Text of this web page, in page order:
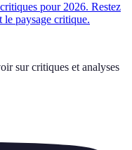
pour 2026. Restez
le paysage critique.
sur critiques et analyses